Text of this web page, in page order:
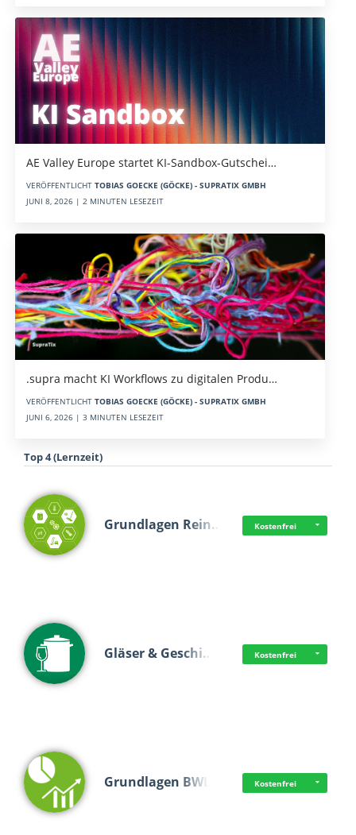
AE Valley Europe startet KI-Sandbox-Gutschei…
VERÖFFENTLICHT TOBIAS GOECKE (GÖCKE) - SUPRATIX GMBH
JUNI 8, 2026 | 2 MINUTEN LESEZEIT
.supra macht KI Workflows zu digitalen Produ…
VERÖFFENTLICHT TOBIAS GOECKE (GÖCKE) - SUPRATIX GMBH
JUNI 6, 2026 | 3 MINUTEN LESEZEIT
Top 4 (Lernzeit)
Grundlagen Rein… Kostenfrei
Gläser & Geschi… Kostenfrei
Grundlagen BWL Kostenfrei